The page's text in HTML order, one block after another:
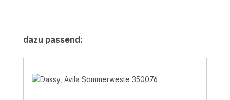
Produktgalerie überspringen
dazu passend: